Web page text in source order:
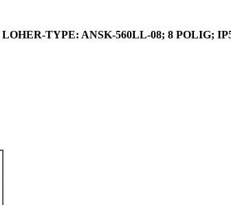
TYPE: ANSK-560LL-08; 8 POLIG;